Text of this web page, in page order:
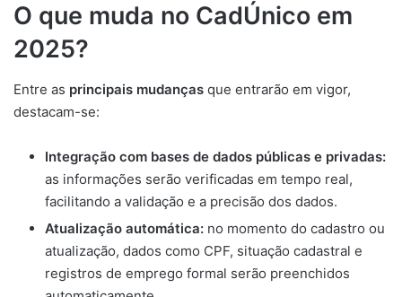
O que muda no CadÚnico em
2025?
Entre as principais mudanças que entrarão em vigor,
destacam-se:
Integração com bases de dados públicas e privadas:
as informações serão verificadas em tempo real,
facilitando a validação e a precisão dos dados.
Atualização automática: no momento do cadastro ou
atualização, dados como CPF, situação cadastral e
registros de emprego formal serão preenchidos